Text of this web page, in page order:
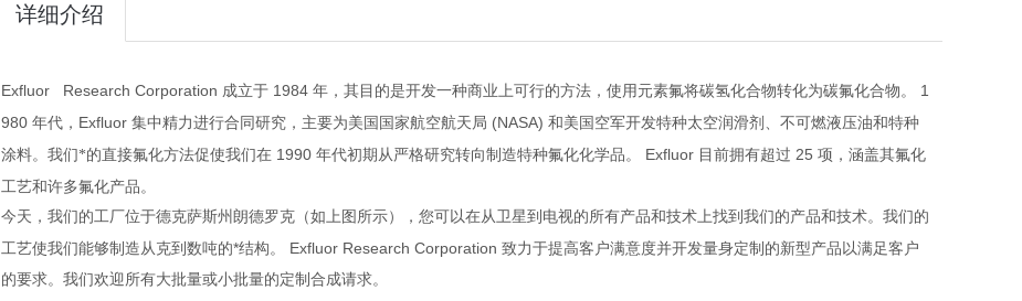
详细介绍
Exfluor Research Corporation 成立于 1984 年，其目的是开发一种商业上可行的方法，使用元素氟将碳氢化合物转化为碳氟化合物。
1
980 年代， Exfluor 集中精力进行合同研究，主要为美国国家航空航天局 (NASA) 和美国空军开发特种太空润滑剂、不可燃液压油和特种
涂料。我们*的直接氟化方法促使我们在 1990 年代初期从严格研究转向制造特种氟化化学品。 Exfluor 目前拥有超过 25 项 ，涵盖其氟化
工艺和许多氟化产品。
今天，我们的工厂位于德克萨斯州朗德罗克（如上图所示），您可以在从卫星到电视的所有产品和技术上找到我们的产品和技术。我们的
工艺使我们能够制造从克到数吨的*结构。 Exfluor Research Corporation 致力于提高客户满意度并开发量身定制的新型产品以满足客户
的要求。我们欢迎所有大批量或小批量的定制合成请求。